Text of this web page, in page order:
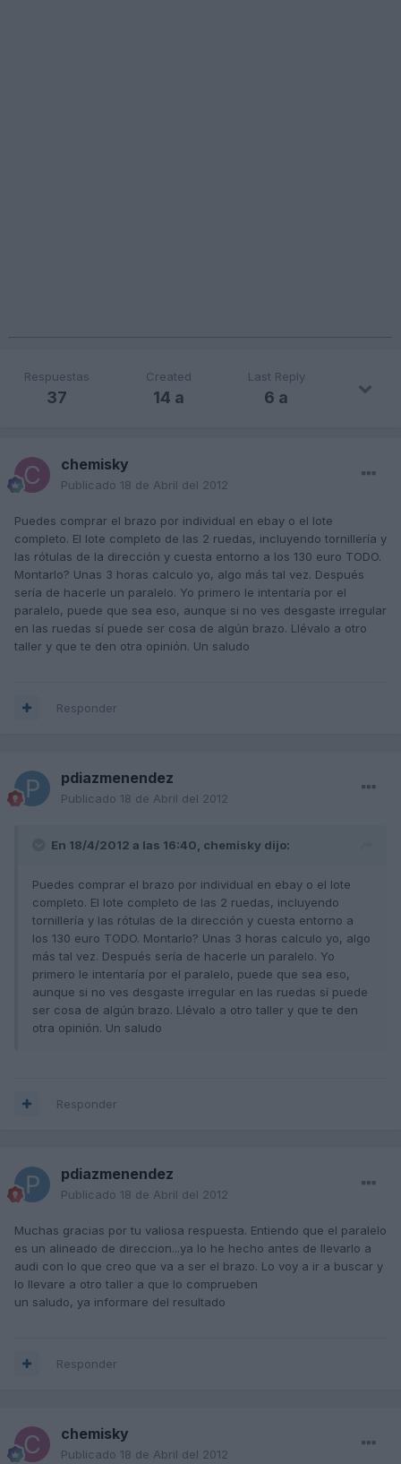
Respuestas
37
Created
14 a
Last Reply
6 a
chemisky
Publicado 18 de Abril del 2012
Puedes comprar el brazo por individual en ebay o el lote
completo. El lote completo de las 2 ruedas, incluyendo tornillería y
las rótulas de la dirección y cuesta entorno a los 130 euro TODO.
Montarlo? Unas 3 horas calculo yo, algo más tal vez. Después
sería de hacerle un paralelo. Yo primero le intentaría por el
paralelo, puede que sea eso, aunque si no ves desgaste irregular
en las ruedas sí puede ser cosa de algún brazo. Llévalo a otro
taller y que te den otra opinión. Un saludo
Responder
pdiazmenendez
Publicado 18 de Abril del 2012
En 18/4/2012 a las 16:40, chemisky dijo:
Puedes comprar el brazo por individual en ebay o el lote
completo. El lote completo de las 2 ruedas, incluyendo
tornillería y las rótulas de la dirección y cuesta entorno a
los 130 euro TODO. Montarlo? Unas 3 horas calculo yo, algo
más tal vez. Después sería de hacerle un paralelo. Yo
primero le intentaría por el paralelo, puede que sea eso,
aunque si no ves desgaste irregular en las ruedas sí puede
ser cosa de algún brazo. Llévalo a otro taller y que te den
otra opinión. Un saludo
Responder
pdiazmenendez
Publicado 18 de Abril del 2012
Muchas gracias por tu valiosa respuesta. Entiendo que el paralelo
es un alineado de direccion...ya lo he hecho antes de llevarlo a
audi con lo que creo que va a ser el brazo. Lo voy a ir a buscar y
lo llevare a otro taller a que lo comprueben
un saludo, ya informare del resultado
Responder
chemisky
Publicado 18 de Abril del 2012